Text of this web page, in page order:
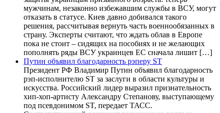
мужчинам, незаконно избежавшим службы в ВСУ, могут
отказать в статусе. Киев давно добивался такого
решения, рассчитывая вернуть часть военнообязанных в
страну. Эксперты считают, что ждать облав в Европе
пока не стоит – сидящих на пособиях и не желающих
пополнять ряды ВСУ украинцев ЕС сначала лишит […]
Путин объявил благодарность рэперу ST
Президент РФ Владимир Путин объявил благодарность
рэп-исполнителю ST за заслуги в области культуры и
искусства. Российский лидер выразил признательность
хип-хоп-артисту Александру Степанову, выступающему
под псевдонимом ST, передает ТАСС.